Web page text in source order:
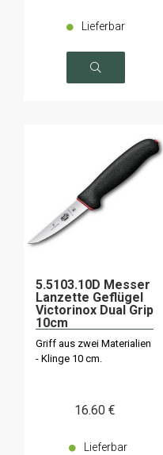
Lieferbar
5.5103.10D Messer
Lanzette Geflügel
Victorinox Dual Grip
10cm
Griff aus zwei Materialien
- Klinge 10 cm.
16.60 €
Lieferbar